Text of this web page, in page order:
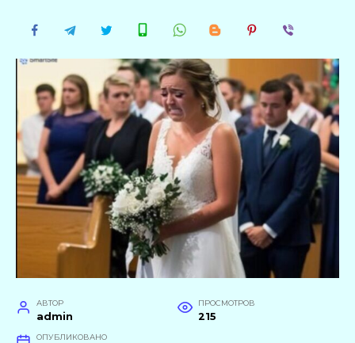
АВТОР
admin
ПРОСМОТРОВ
215
ОПУБЛИКОВАНО